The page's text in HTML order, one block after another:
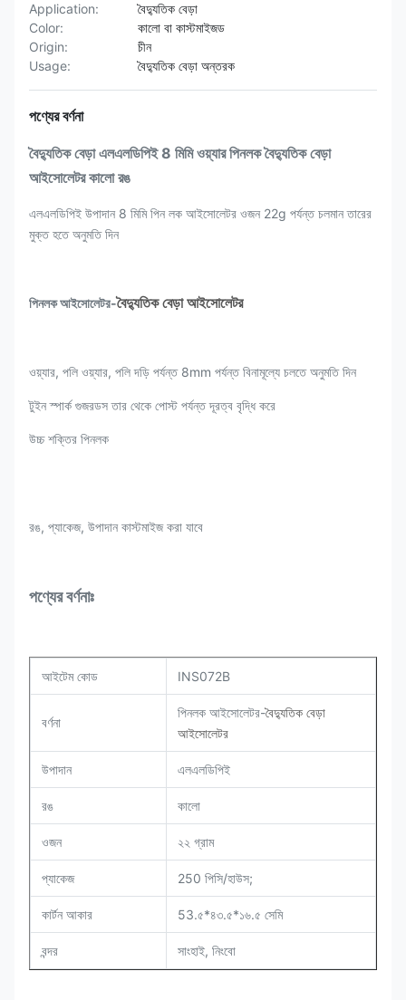
Application:
বৈদ্যুতিক বেড়া
Color:
কালো বা কাস্টমাইজড
Origin:
চীন
Usage:
বৈদ্যুতিক বেড়া অন্তরক
পণ্যের বর্ণনা
বৈদ্যুতিক বেড়া এলএলডিপিই 8 মিমি ওয়্যার পিনলক বৈদ্যুতিক বেড়া
আইসোলেটর কালো রঙ
এলএলডিপিই উপাদান 8 মিমি পিন লক আইসোলেটর ওজন 22g পর্যন্ত চলমান তারের
মুক্ত হতে অনুমতি দিন
পিনলক আইসোলেটর-বৈদ্যুতিক বেড়া আইসোলেটর
ওয়্যার, পলি ওয়্যার, পলি দড়ি পর্যন্ত 8mm পর্যন্ত বিনামূল্যে চলতে অনুমতি দিন
টুইন স্পার্ক গুজরডস তার থেকে পোস্ট পর্যন্ত দূরত্ব বৃদ্ধি করে
উচ্চ শক্তির পিনলক
রঙ, প্যাকেজ, উপাদান কাস্টমাইজ করা যাবে
পণ্যের বর্ণনাঃ
আইটেম কোড INS072B
বর্ণনা
পিনলক আইসোলেটর-বৈদ্যুতিক বেড়া
আইসোলেটর
উপাদান এলএলডিপিই
রঙ কালো
ওজন ২২ গ্রাম
প্যাকেজ 250 পিসি/হাউস;
কার্টন আকার 53.৫*৪৩.৫*১৬.৫ সেমি
বন্দর সাংহাই, নিংবো